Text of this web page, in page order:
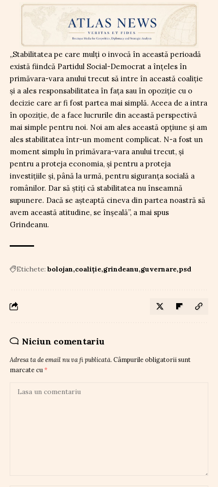
„Stabilitatea pe care mulți o invocă în această perioadă
există fiindcă Partidul Social-Democrat a înțeles în
primăvara-vara anului trecut să intre în această coaliție
și a ales responsabilitatea în fața sau în opoziție cu o
decizie care ar fi fost partea mai simplă. Aceea de a intra
în opoziție, de a face lucrurile din această perspectivă
mai simple pentru noi. Noi am ales această opțiune și am
ales stabilitatea într-un moment complicat. N-a fost un
moment simplu în primăvara-vara anului trecut, și
pentru a proteja economia, și pentru a proteja
investițiile și, până la urmă, pentru siguranța socială a
românilor. Dar să știți că stabilitatea nu înseamnă
supunere. Dacă se așteaptă cineva din partea noastră să
avem această atitudine, se înșeală”, a mai spus
Grindeanu.
Etichete: bolojan coaliție grindeanu guvernare psd
Niciun comentariu
Adresa ta de email nu va fi publicată. Câmpurile obligatorii sunt
marcate cu *